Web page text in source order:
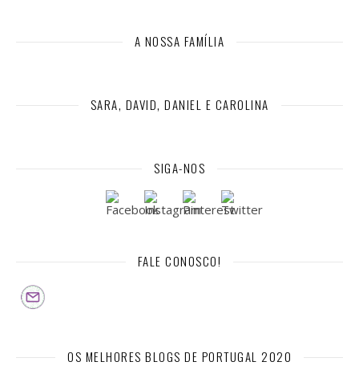
A NOSSA FAMÍLIA
SARA, DAVID, DANIEL E CAROLINA
SIGA-NOS
FALE CONOSCO!
OS MELHORES BLOGS DE PORTUGAL 2020